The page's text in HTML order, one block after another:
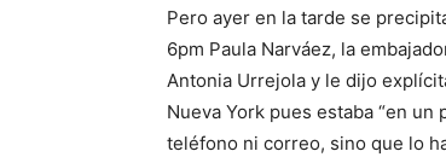
Pero ayer en la tarde se
6pm Paula Narváez, la
Antonia Urrejola y le dijo
Nueva York pues estaba “en
teléfono ni correo, sino que lo